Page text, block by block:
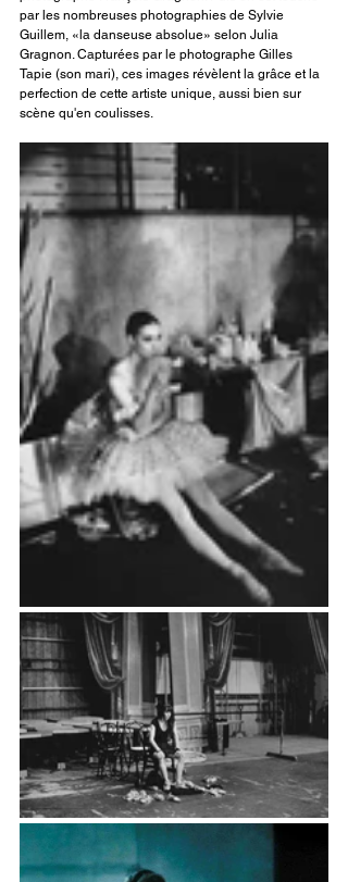
par les nombreuses photographies de Sylvie
Guillem, «la danseuse absolue» selon Julia
Gragnon. Capturées par le photographe Gilles
Tapie (son mari), ces images révèlent la grâce et la
perfection de cette artiste unique, aussi bien sur
scène qu'en coulisses.